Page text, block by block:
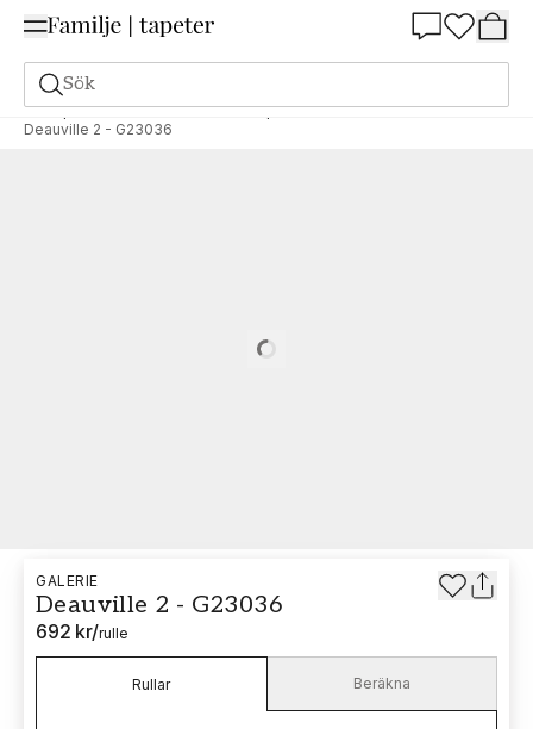
Sök
Tapeter Varumärken Galerie tapeter Deauville 2
Deauville 2 - G23036
GALERIE
Deauville 2 - G23036
692 kr/rulle
Rullar Beräkna